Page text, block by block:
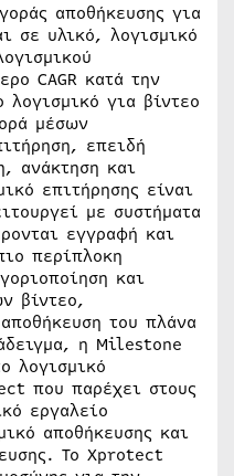
αποθήκευσης για
σε υλικό, λογισμικό
CAGR κατά την
για βίντεο
μέσων
επειδή
ανάκτηση και
επιτήρησης είναι
με συστήματα
εγγραφή και
περίπλοκη
και
βίντεο,
του πλάνα
η Milestone
λογισμικό
που παρέχει στους
εργαλείο
αποθήκευσης και
Το Xprotect